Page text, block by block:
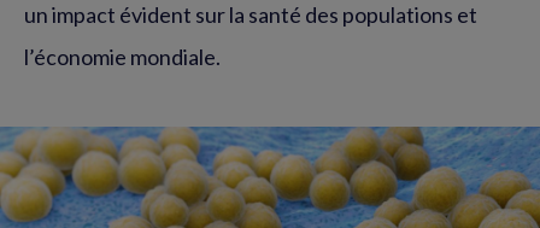
un impact évident sur la santé des populations et
l’économie mondiale.